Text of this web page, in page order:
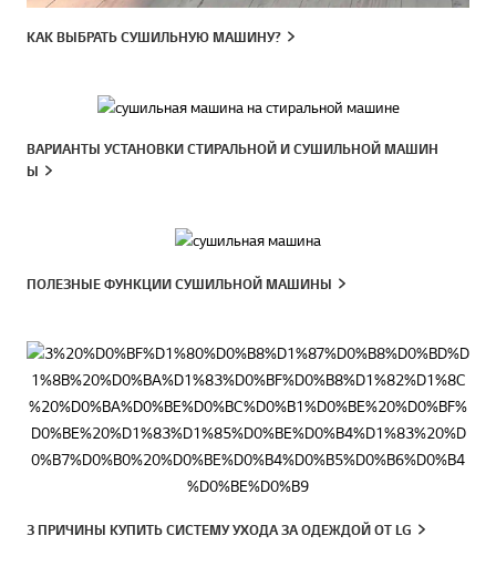
КАК ВЫБРАТЬ СУШИЛЬНУЮ МАШИНУ?
ВАРИАНТЫ УСТАНОВКИ СТИРАЛЬНОЙ И СУШИЛЬНОЙ МАШИН
Ы
ПОЛЕЗНЫЕ ФУНКЦИИ СУШИЛЬНОЙ МАШИНЫ
3 ПРИЧИНЫ КУПИТЬ СИСТЕМУ УХОДА ЗА ОДЕЖДОЙ ОТ LG